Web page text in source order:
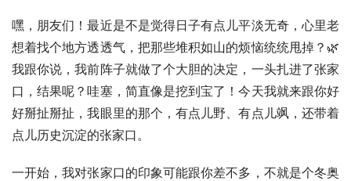
嘿，朋友们！最近是不是觉得日子有点儿平淡无奇，心里老
想着找个地方透透气，把那些堆积如山的烦恼统统甩掉？🌿
我跟你说，我前阵子就做了个大胆的决定，一头扎进了张家
口，结果呢？哇塞，简直像是挖到宝了！今天我就来跟你好
好掰扯掰扯，我眼里的那个，有点儿野、有点儿飒，还带着
点儿历史沉淀的张家口。
一开始，我对张家口的印象可能跟你差不多，不就是个冬奥